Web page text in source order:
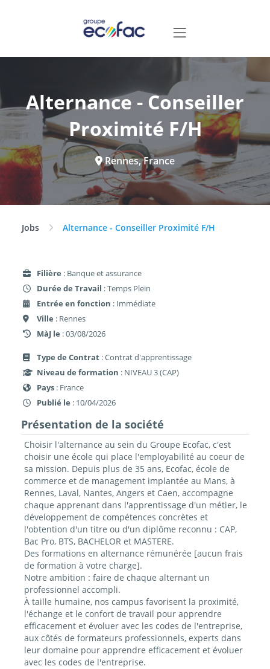
Alternance - Conseiller
Proximité F/H
Rennes, France
Jobs Alternance - Conseiller Proximité F/H
Filière : Banque et assurance
Durée de Travail : Temps Plein
Entrée en fonction : Immédiate
Ville : Rennes
MàJ le : 03/08/2026
Type de Contrat : Contrat d'apprentissage
Niveau de formation : NIVEAU 3 (CAP)
Pays : France
Publié le : 10/04/2026
Présentation de la société
Choisir l'alternance au sein du Groupe Ecofac, c'est
choisir une école qui place l'employabilité au coeur de
sa mission. Depuis plus de 35 ans, Ecofac, école de
commerce et de management implantée au Mans, à
Rennes, Laval, Nantes, Angers et Caen, accompagne
chaque apprenant dans l'apprentissage d'un métier, le
développement de compétences concrètes et
l'obtention d'un titre ou d'un diplôme reconnu : CAP,
Bac Pro, BTS, BACHELOR et MASTERE.
Des formations en alternance rémunérée [aucun frais
de formation à votre charge].
Notre ambition : faire de chaque alternant un
professionnel accompli.
À taille humaine, nos campus favorisent la proximité,
l'échange et le confort de travail pour apprendre
efficacement et évoluer avec les codes de l'entreprise,
aux côtés de formateurs professionnels, experts dans
leur domaine pour apprendre efficacement et évoluer
avec les codes de l'entreprise.